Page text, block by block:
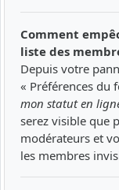
Comment
liste des
Depuis votre
« Préférences du
mon statut en
serez visible que
modérateurs et
les membres